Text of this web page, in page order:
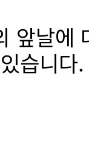
앞날에
습니다.